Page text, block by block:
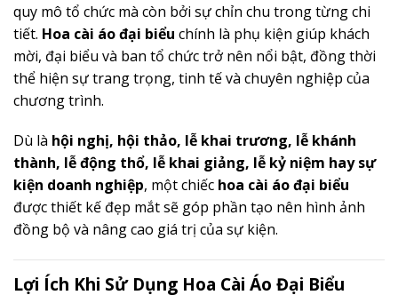
quy mô tổ chức mà còn bởi sự chỉn chu trong từng chi
tiết. Hoa cài áo đại biểu chính là phụ kiện giúp khách
mời, đại biểu và ban tổ chức trở nên nổi bật, đồng thời
thể hiện sự trang trọng, tinh tế và chuyên nghiệp của
chương trình.
Dù là hội nghị, hội thảo, lễ khai trương, lễ khánh
thành, lễ động thổ, lễ khai giảng, lễ kỷ niệm hay sự
kiện doanh nghiệp, một chiếc hoa cài áo đại biểu
được thiết kế đẹp mắt sẽ góp phần tạo nên hình ảnh
đồng bộ và nâng cao giá trị của sự kiện.
Lợi Ích Khi Sử Dụng Hoa Cài Áo Đại Biểu